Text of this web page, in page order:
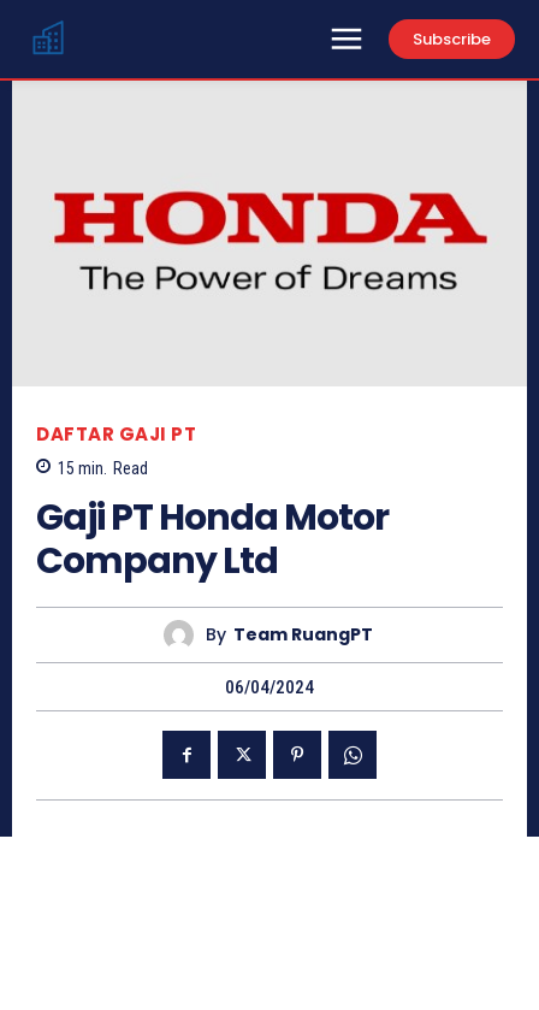
Subscribe
DAFTAR GAJI PT
15 min. Read
Gaji PT Honda Motor
Company Ltd
By Team RuangPT
06/04/2024